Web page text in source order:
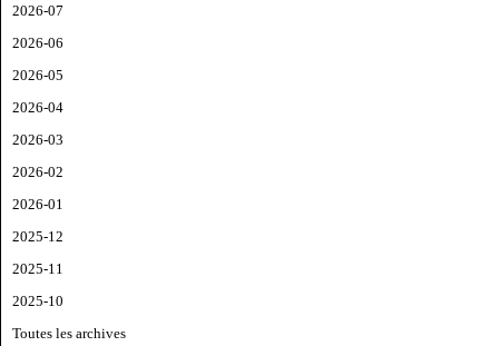
2026-07
2026-06
2026-05
2026-04
2026-03
2026-02
2026-01
2025-12
2025-11
2025-10
Toutes les archives